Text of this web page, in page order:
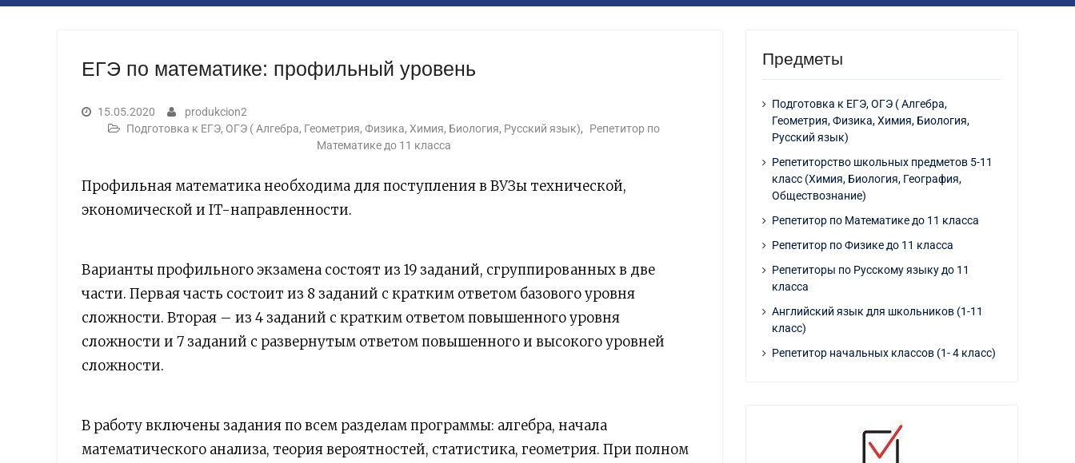
ЕГЭ по математике: профильный уровень
15.05.2020
produkcion2
Подготовка к ЕГЭ, ОГЭ ( Алгебра, Геометрия, Физика, Химия, Биология, Русский язык),
Репетитор по
Математике до 11 класса
Профильная математика необходима для поступления в ВУЗы технической,
экономической и IT-направленности.
Варианты профильного экзамена состоят из 19 заданий, сгруппированных в две
части. Первая часть состоит из 8 заданий с кратким ответом базового уровня
сложности. Вторая – из 4 заданий с кратким ответом повышенного уровня
сложности и 7 заданий с развернутым ответом повышенного и высокого уровней
сложности.
В работу включены задания по всем разделам программы: алгебра, начала
математического анализа, теория вероятностей, статистика, геометрия. При полном
Предметы
Подготовка к ЕГЭ, ОГЭ ( Алгебра,
Геометрия, Физика, Химия, Биология,
Русский язык)
Репетиторство школьных предметов 5-11
класс (Химия, Биология, География,
Обществознание)
Репетитор по Математике до 11 класса
Репетитор по Физике до 11 класса
Репетиторы по Русскому языку до 11
класса
Английский язык для школьников (1-11
класс)
Репетитор начальных классов (1- 4 класс)